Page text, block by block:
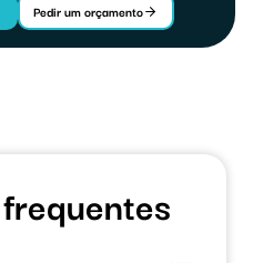
Pedir um orçamento